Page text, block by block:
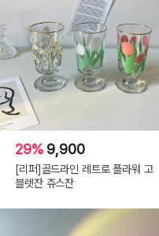
29% 9,900
[리퍼]골드라인 레트로 플라워 고
블렛잔 쥬스잔